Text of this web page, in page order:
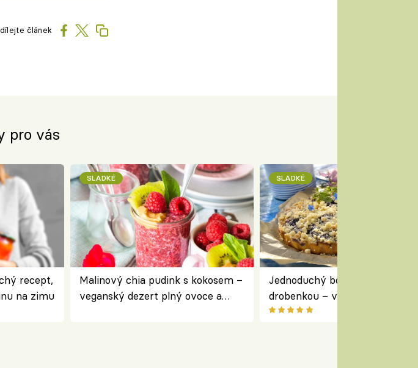
článek
pro vás
recept,
na zimu
SLADKÉ
Malinový chia pudink s kokosem –
veganský dezert plný ovoce a
SLADKÉ
Jednoduchý borůvkový koláč s
drobenkou – vláčný moučník
ovoce